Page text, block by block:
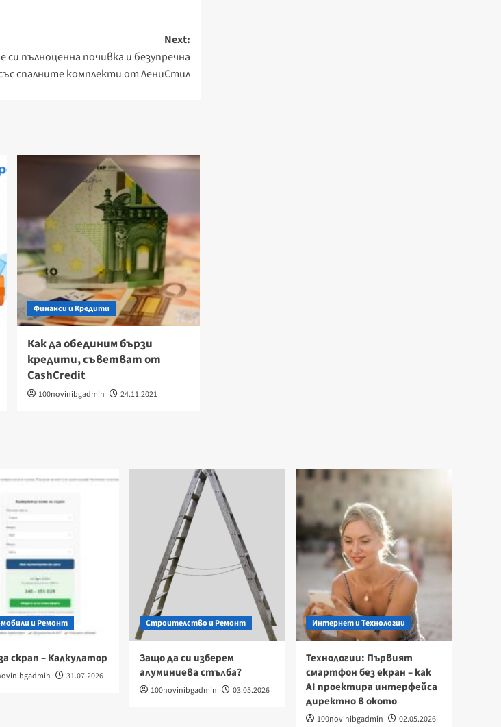
Next:
си пълноценна почивка и безупречна
спалните комплекти от ЛениСтил
Финанси и Кредити
Как да обединим бързи
кредити, съветват от
CashCredit
100novinibgadmin 24.11.2021
и Ремонт
скрап – Калкулатор
31.07.2026
Строителство и Ремонт
Защо да си изберем
алуминиева стълба?
100novinibgadmin 03.05.2026
Интернет и Технологии
Технологии: Първият
смартфон без екран – как
AI проектира интерфейса
директно в окото
100novinibgadmin 02.05.2026